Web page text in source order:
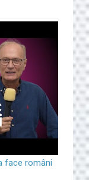
face români